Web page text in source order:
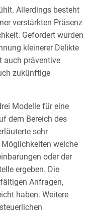
Allerdings besteht
verstärkten Präsenz
Gefordert wurden
kleinerer Delikte
auch präventive
zukünftige
Modelle für eine
dem Bereich des
sehr
welche
oder der
ergeben. Die
Anfragen,
haben. Weitere